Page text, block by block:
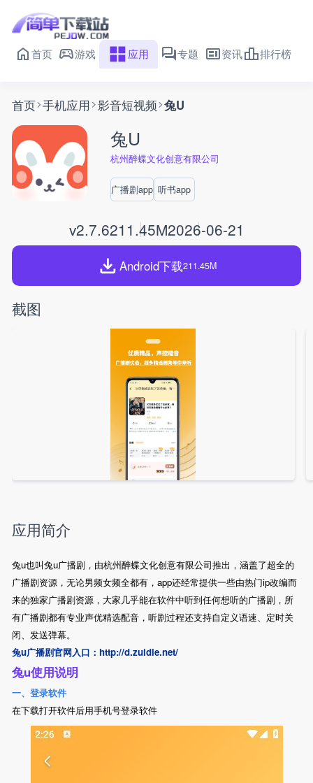
首页 游戏 应用 专题 资讯 排行榜
首页 手机应用 影音短视频 兔U
兔U
杭州醉蝶文化创意有限公司
广播剧app 听书app
v2.7.6211.45M2026-06-21
Android下载211.45M
截图
应用简介
兔u也叫兔u广播剧，由杭州醉蝶文化创意有限公司推出，涵盖了超全的
广播剧资源，无论男频女频全都有，app还经常提供一些由热门ip改编而
来的独家广播剧资源，大家几乎能在软件中听到任何想听的广播剧，所
有广播剧都有专业声优精选配音，听剧过程还支持自定义语速、定时关
闭、发送弹幕。
兔u广播剧官网入口：http://d.zuidie.net/
兔u使用说明
一、登录软件
在下载打开软件后用手机号登录软件